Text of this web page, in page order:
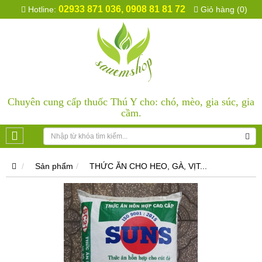
Hotline: 02933 871 036, 0908 81 81 72 Giỏ hàng (0)
Chuyên cung cấp thuốc Thú Y cho: chó, mèo, gia súc, gia
cầm.
Sản phẩm THỨC ĂN CHO HEO, GÀ, VỊT...